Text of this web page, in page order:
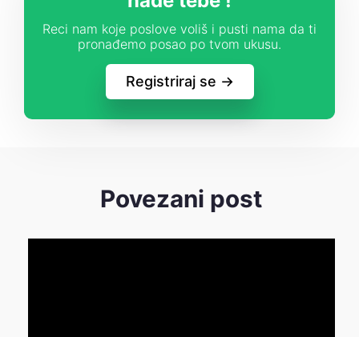
Reci nam koje poslove voliš i pusti nama da ti
pronađemo posao po tvom ukusu.
Registriraj se ->
Povezani post